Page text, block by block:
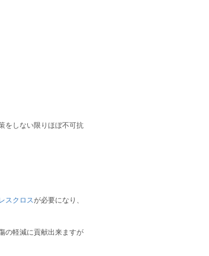
をしない限りほぼ不可抗
スクロスが必要になり、
の軽減に貢献出来ますが